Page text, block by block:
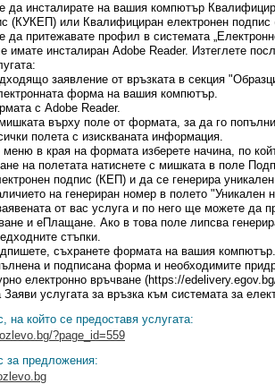
инсталирате на вашия компютър
(КУКЕП) или Квалифициран електронен
притежавате профил в системата
инсталиран Adobe Reader. Изтеглете
заявление от връзката в секция
форма на вашия компютър.
с Adobe Reader.
върху поле от формата, за да го
полета с изискваната информация.
в края на формата изберете начина, по
на полетата натиснете с мишката в поле
подпис (КЕП) и да се генерира
на генериран номер в полето "Уникален
от вас услуга и по него ще можете да
и еПлащане. Ако в това поле липсва
стъпки.
съхранете формата на вашия компютър.
и подписана форма и необходимите
електронно връчване (https://
Заяви услугата за връзка към системата за
на който се предоставя услугата:
?page_id=559
за предложения: